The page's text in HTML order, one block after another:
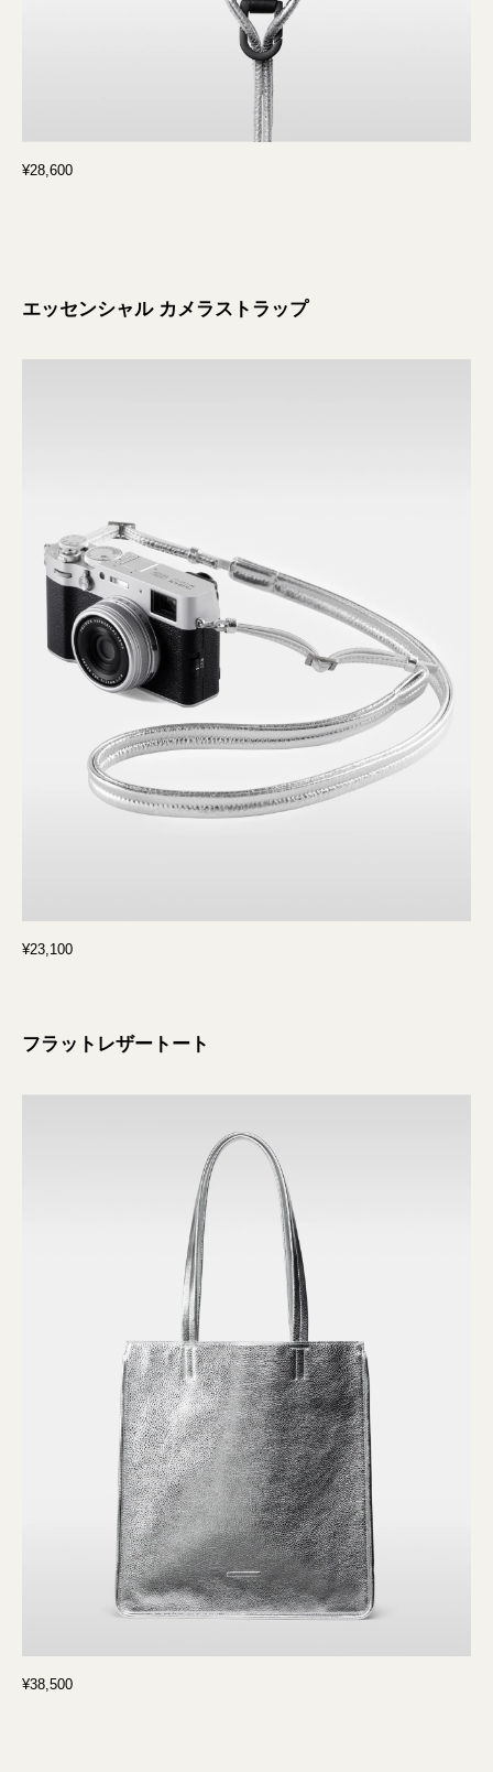
¥28,600
エッセンシャル カメラストラップ
¥23,100
フラットレザートート
¥38,500